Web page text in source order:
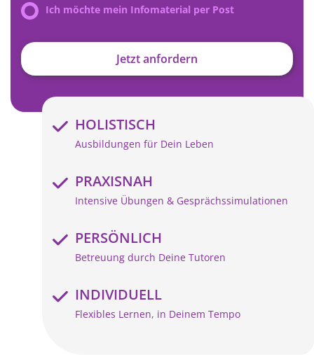
Ich möchte mein Infomaterial per Post
Jetzt anfordern
HOLISTISCH
Ausbildungen für Dein Leben
PRAXISNAH
Intensive Übungen & Gesprächssimulationen
PERSÖNLICH
Betreuung durch Deine Tutoren
INDIVIDUELL
Flexibles Lernen, in Deinem Tempo